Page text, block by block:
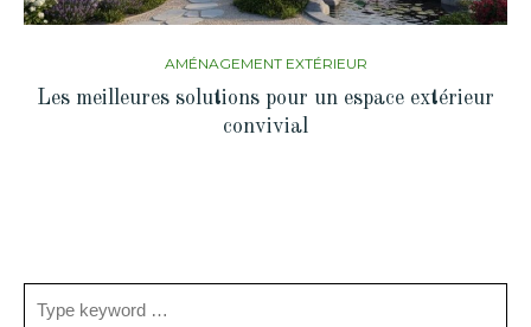
AMÉNAGEMENT EXTÉRIEUR
Les meilleures solutions pour un espace extérieur
convivial